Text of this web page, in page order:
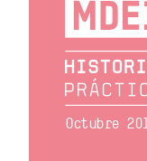
Octubre